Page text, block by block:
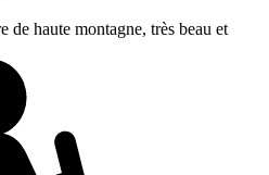
de haute montagne, très beau et